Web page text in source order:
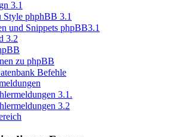
3.1
phphBB 3.1
und Snippets phpBB3.1
3.2
zu phpBB
Befehle
3.1.
3.2